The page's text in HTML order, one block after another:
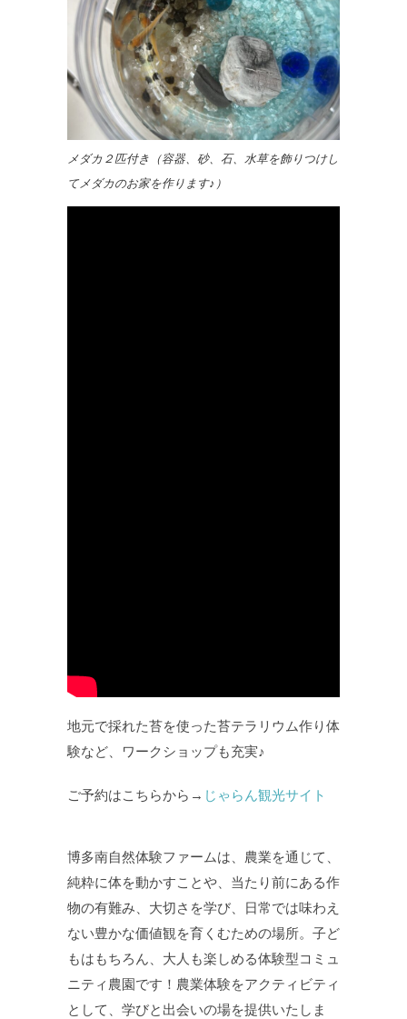
メダカ２匹付き（容器、砂、石、水草を飾りつけし
てメダカのお家を作ります♪）
地元で採れた苔を使った苔テラリウム作り体
験など、ワークショップも充実♪
ご予約はこちらから→ じゃらん観光サイト
博多南自然体験ファームは、農業を通じて、
純粋に体を動かすことや、当たり前にある作
物の有難み、大切さを学び、日常では味わえ
ない豊かな価値観を育くむための場所。子ど
もはもちろん、大人も楽しめる体験型コミュ
ニティ農園です！農業体験をアクティビティ
として、学びと出会いの場を提供いたしま